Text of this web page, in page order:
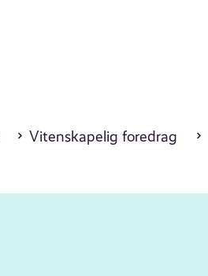
Vitenskapelig foredrag